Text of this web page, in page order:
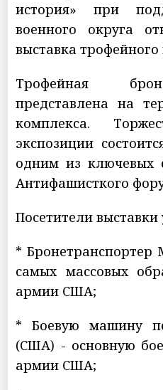
история» при
военного округа
выставка
Трофейная
представлена на
комплекса.
экспозиции
одним из ключевых
Антифашисткого
Посетители выставки
* Бронетранспортер
самых массовых
армии США;
* Боевую машину
(США) - основную
армии США;